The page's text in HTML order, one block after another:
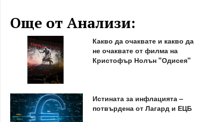
Още от Анализи:
Какво да очаквате и какво да
не очаквате от филма на
Кристофър Нолън "Одисея"
Истината за инфлацията –
потвърдена от Лагард и ЕЦБ